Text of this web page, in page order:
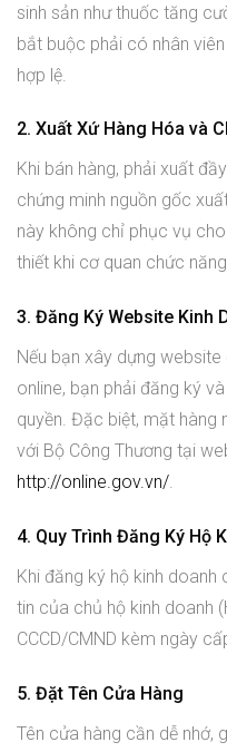
sinh sản như thuốc tăng
bắt buộc phải có nhân
hợp lệ.
2. Xuất Xứ Hàng Hóa và
Khi bán hàng, phải xuất
chứng minh nguồn gốc
này không chỉ phục vụ
thiết khi cơ quan chức
3. Đăng Ký Website Kinh
Nếu bạn xây dựng
online, bạn phải đăng ký
quyền. Đặc biệt, mặt hàng
với Bộ Công Thương tại
http://online.gov.vn/.
4. Quy Trình Đăng Ký Hộ
Khi đăng ký hộ kinh
tin của chủ hộ kinh doanh
CCCD/CMND kèm ngày
5. Đặt Tên Cửa Hàng
Tên cửa hàng cần dễ nhớ,